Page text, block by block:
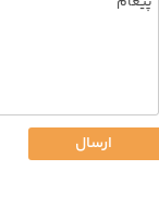
ارسال